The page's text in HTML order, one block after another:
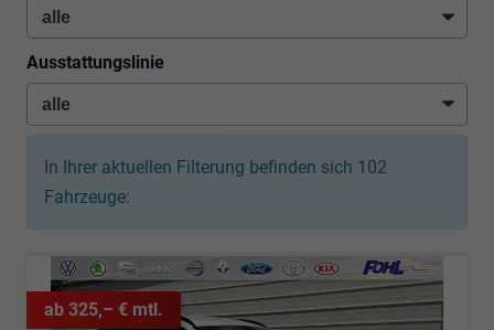
Ausstattungslinie
In Ihrer aktuellen Filterung befinden sich 102
Fahrzeuge:
ab 325,– € mtl.